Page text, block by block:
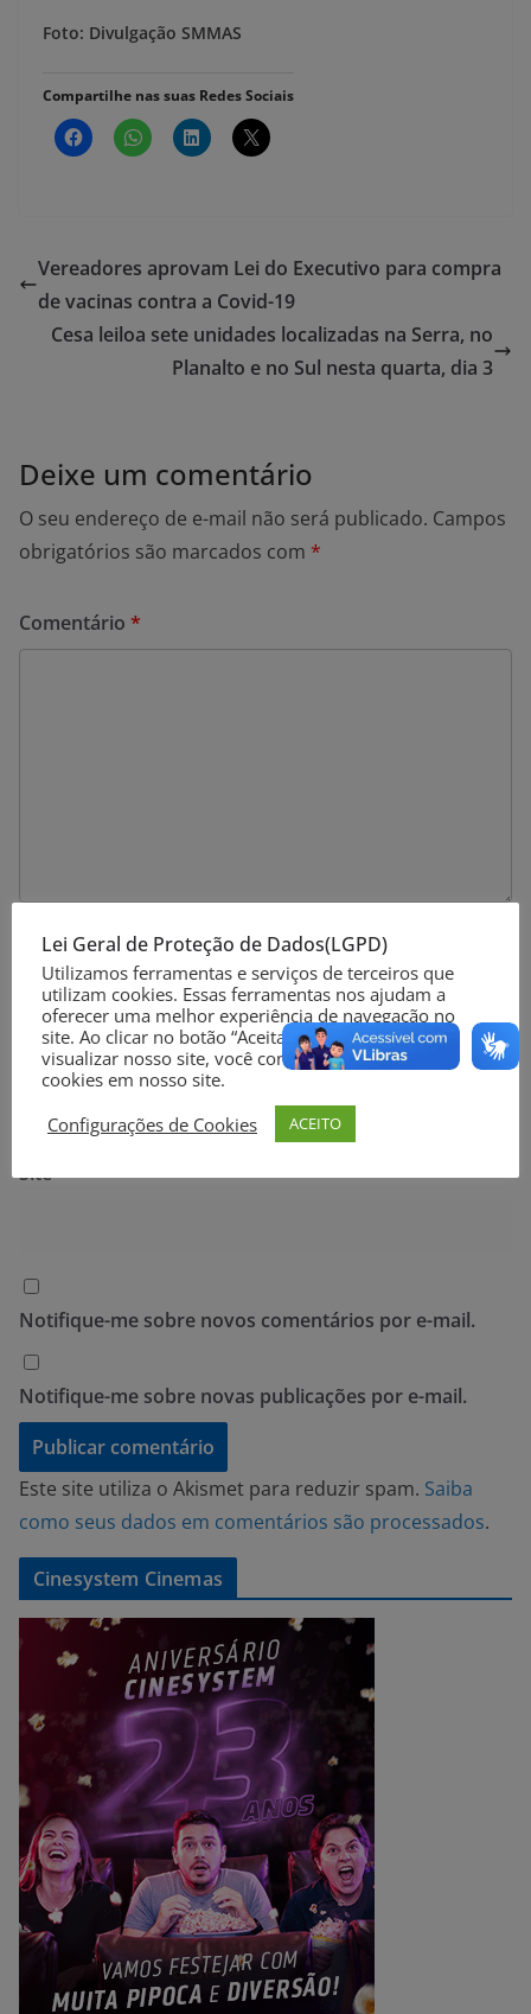
Foto: Divulgação SMMAS
Compartilhe nas suas Redes Sociais
Vereadores aprovam Lei do Executivo para compra
de vacinas contra a Covid-19
Cesa leiloa sete unidades localizadas na Serra, no
Planalto e no Sul nesta quarta, dia 3
Deixe um comentário
O seu endereço de e-mail não será publicado. Campos
obrigatórios são marcados com *
Comentário *
Nome*
E-mail*
Site
Notifique-me sobre novos comentários por e-mail.
Notifique-me sobre novas publicações por e-mail.
Este site utiliza o Akismet para reduzir spam. Saiba
como seus dados em comentários são processados.
Cinesystem Cinemas
Lei Geral de Proteção de Dados(LGPD)
Utilizamos ferramentas e serviços de terceiros que
utilizam cookies. Essas ferramentas nos ajudam a
oferecer uma melhor experiência de navegação no
site. Ao clicar no botão “Aceitar” ou continuar a
visualizar nosso site, você concorda com o uso de
cookies em nosso site.
Configurações de Cookies
ACEITO